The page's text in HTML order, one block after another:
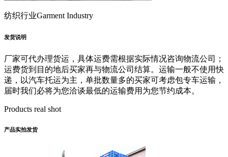
纺织行业Garment Industry
发货说明
厂家可代办理货运，具体运费需根据实际情况咨询物流公司；
运费货到目的地后买家再与物流公司结算。运输一般不使用快
递，以汽车托运为主，单批数量多的买家可考虑包专车运输，
届时我们必将为您洽谈最低的运输费用为您节约成本。
Products real shot
产品实拍发货